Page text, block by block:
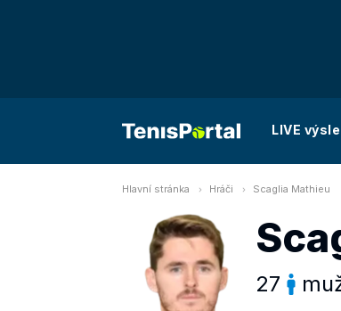
LIVE
Hlavní stránka Hráči Scaglia Mathieu
27